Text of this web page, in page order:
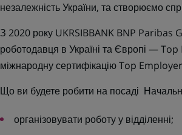
незалежність України, та створюємо
З 2020 року UKRSIBBANK BNP Paribas
роботодавця в Україні та Європі —
міжнародну сертифікацію Top
Що ви будете робити на посаді
організовувати роботу у відділенні;